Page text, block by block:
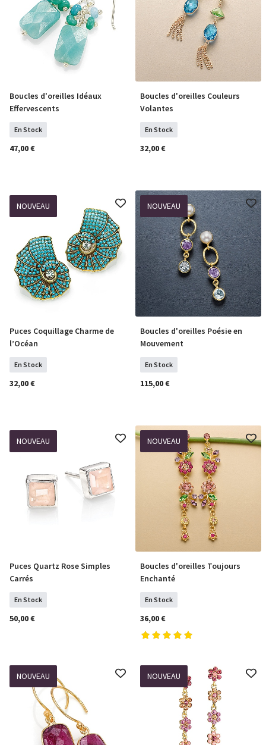
COMMANDER
Boucles d'oreilles Idéaux
Effervescents
En Stock
47,00 €
COMMANDER
Boucles d'oreilles Couleurs
Volantes
En Stock
32,00 €
NOUVEAU
COMMANDER
Puces Coquillage Charme de
l’Océan
En Stock
32,00 €
NOUVEAU
COMMANDER
Boucles d'oreilles Poésie en
Mouvement
En Stock
115,00 €
NOUVEAU
COMMANDER
Puces Quartz Rose Simples
Carrés
En Stock
50,00 €
NOUVEAU
COMMANDER
Boucles d'oreilles Toujours
Enchanté
En Stock
36,00 €
NOUVEAU NOUVEAU